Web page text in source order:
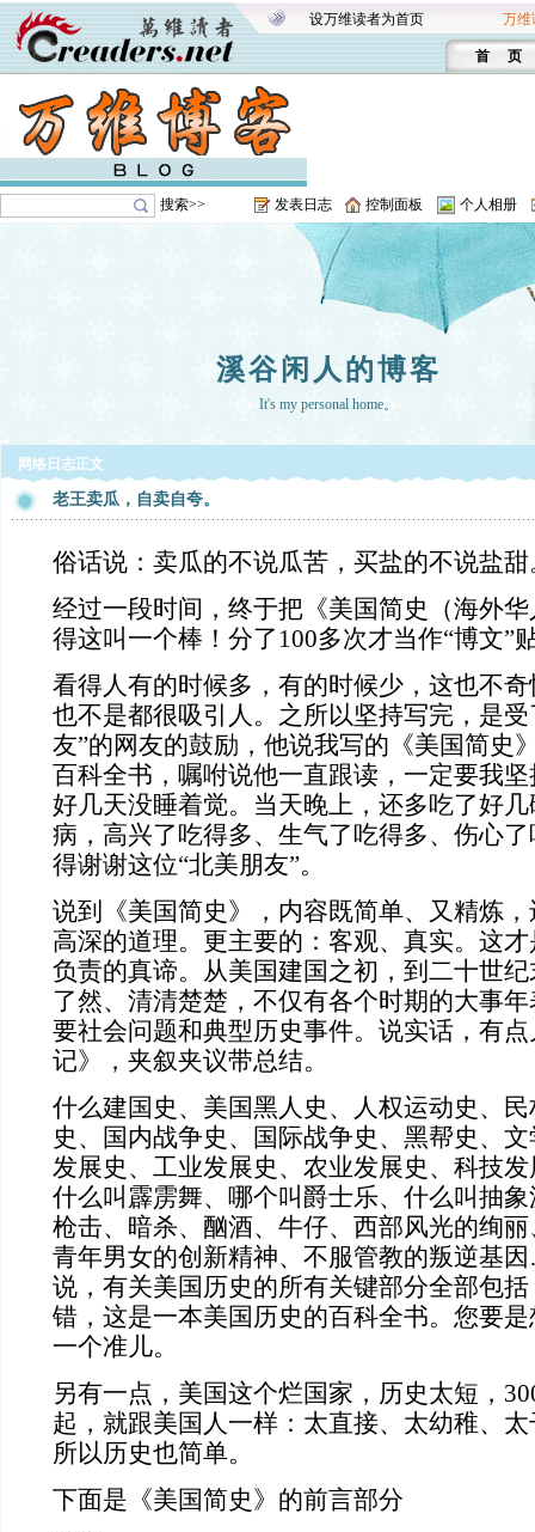
设万维读者为首页 万维
首 页
搜索>> 发表日志 控制面板 个人相册
溪谷闲人的博客
It's my personal home。
网络日志正文
老王卖瓜，自卖自夸。
俗话说：卖瓜的不说瓜苦，买盐的不说盐甜
经过一段时间，终于把《美国简史（海外
得这叫一个棒！分了100多次才当作“博文”
看得人有的时候多，有的时候少，这也不
也不是都很吸引人。之所以坚持写完，是
友”的网友的鼓励，他说我写的《美国简史
百科全书，嘱咐说他一直跟读，一定要我
好几天没睡着觉。当天晚上，还多吃了好
病，高兴了吃得多、生气了吃得多、伤
得谢谢这位“北美朋友”。
说到《美国简史》，内容既简单、又精炼
高深的道理。更主要的：客观、真实。这
负责的真谛。从美国建国之初，到二十世
了然、清清楚楚，不仅有各个时期的大事
要社会问题和典型历史事件。说实话，有
记》，夹叙夹议带总结。
什么建国史、美国黑人史、人权运动史、
史、国内战争史、国际战争史、黑帮史、
发展史、工业发展史、农业发展史、科技
什么叫霹雳舞、哪个叫爵士乐、什么叫抽
枪击、暗杀、酗酒、牛仔、西部风光的绚
青年男女的创新精神、不服管教的叛逆基
说，有关美国历史的所有关键部分全部包括
错，这是一本美国历史的百科全书。您要
一个准儿。
另有一点，美国这个烂国家，历史太短，
起，就跟美国人一样：太直接、太幼稚、
所以历史也简单。
下面是《美国简史》的前言部分